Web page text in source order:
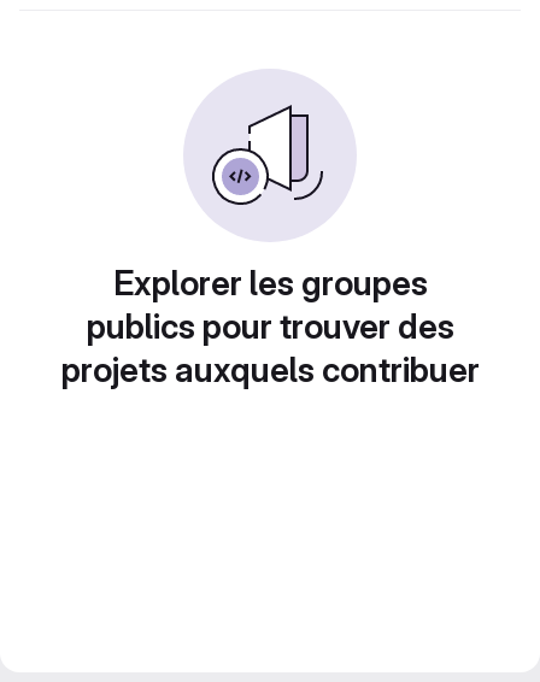
Explorer les groupes
publics pour trouver des
projets auxquels contribuer